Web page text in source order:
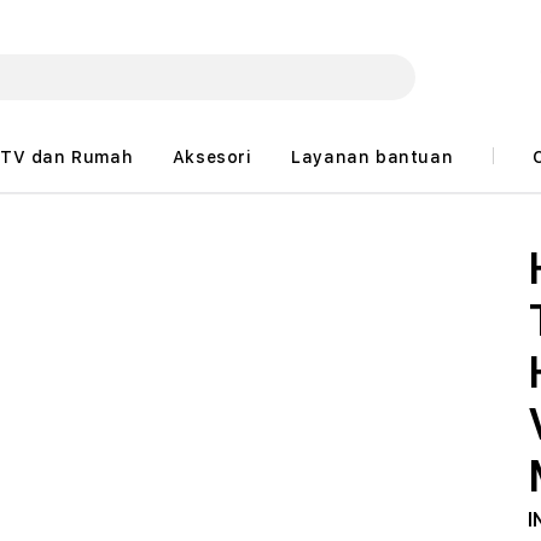
TV dan Rumah Aksesori Layanan bantuan